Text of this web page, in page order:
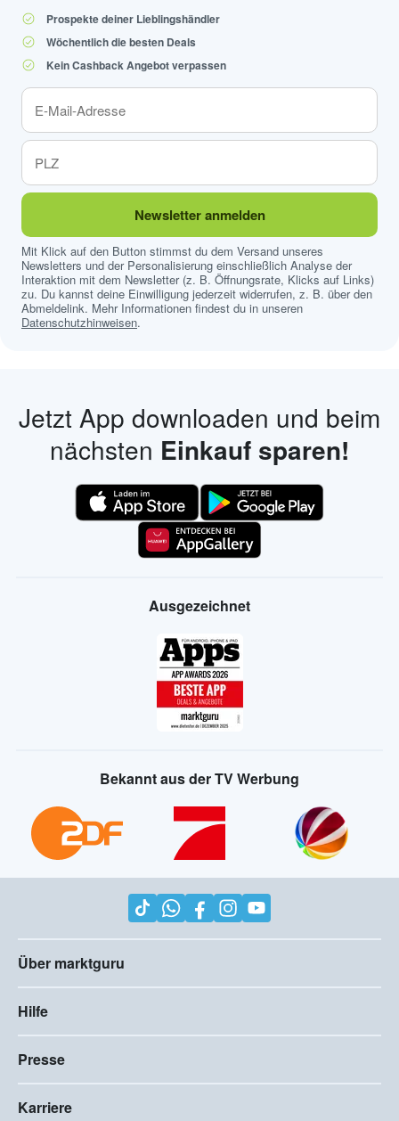
Prospekte deiner Lieblingshändler
Wöchentlich die besten Deals
Kein Cashback Angebot verpassen
Newsletter anmelden
Mit Klick auf den Button stimmst du dem Versand unseres
Newsletters und der Personalisierung einschließlich Analyse der
Interaktion mit dem Newsletter (z. B. Öffnungsrate, Klicks auf Links)
zu. Du kannst deine Einwilligung jederzeit widerrufen, z. B. über den
Abmeldelink. Mehr Informationen findest du in unseren
Datenschutzhinweisen.
Jetzt App downloaden und beim
nächsten Einkauf sparen!
Ausgezeichnet
Bekannt aus der TV Werbung
Über marktguru
Hilfe
Presse
Karriere